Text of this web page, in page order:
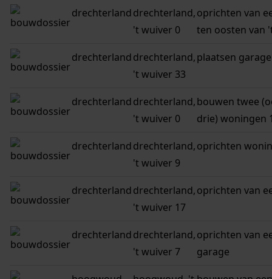
drechterlanddrechterland,
't wuiver 0
oprichten van
ten oosten van
drechterlanddrechterland,
't wuiver 33
plaatsen garage
drechterlanddrechterland,
't wuiver 0
bouwen twee
drie) woningen
drechterlanddrechterland,
't wuiver 9
oprichten
drechterlanddrechterland,
't wuiver 17
oprichten van
drechterlanddrechterland,
't wuiver 7
oprichten van
garage